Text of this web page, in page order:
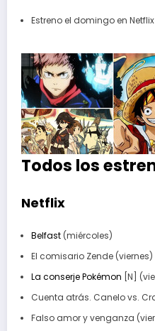
Estreno el domingo en Netflix
Todos los
Netflix
Belfast(miércoles)
El comisario Zende (viernes)
La conserje Pokémon [N]
Cuenta atrás. Canelo vs.
Falso amor y venganza